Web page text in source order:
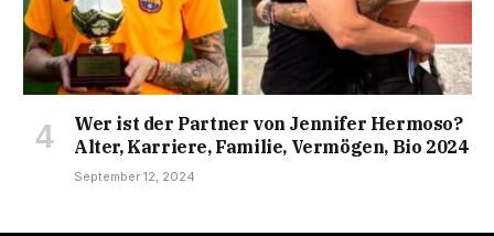
Wer ist der Partner von Jennifer Hermoso?
Alter, Karriere, Familie, Vermögen, Bio 2024
September 12, 2024